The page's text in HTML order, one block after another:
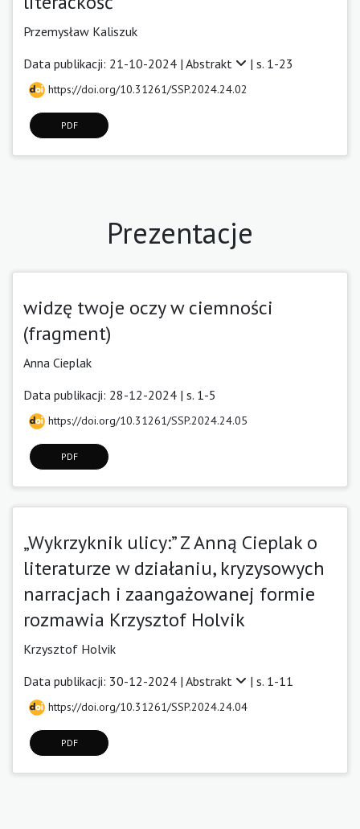
Przemysław Kaliszuk
Data publikacji: 21-10-2024 | Abstrakt | s. 1-23
https://doi.org/10.31261/SSP.2024.24.02
PDF
Prezentacje
widzę twoje oczy w ciemności
(fragment)
Anna Cieplak
Data publikacji: 28-12-2024 | s. 1-5
https://doi.org/10.31261/SSP.2024.24.05
PDF
„Wykrzyknik ulicy:” Z Anną Cieplak o
literaturze w działaniu, kryzysowych
narracjach i zaangażowanej formie
rozmawia Krzysztof Holvik
Krzysztof Holvik
Data publikacji: 30-12-2024 | Abstrakt | s. 1-11
https://doi.org/10.31261/SSP.2024.24.04
PDF